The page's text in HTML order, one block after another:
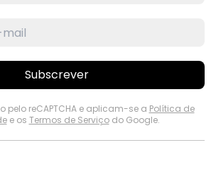
Subscrever
pelo reCAPTCHA e aplicam-se a Política de
e os Termos de Serviçodo Google.